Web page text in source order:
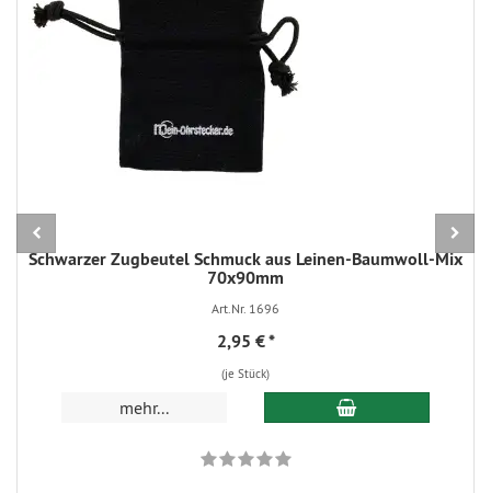
Schwarzer Zugbeutel Schmuck aus Leinen-Baumwoll-Mix
70x90mm
Art.Nr. 1696
2,95 €*
(je Stück)
mehr... In den Warenkorb